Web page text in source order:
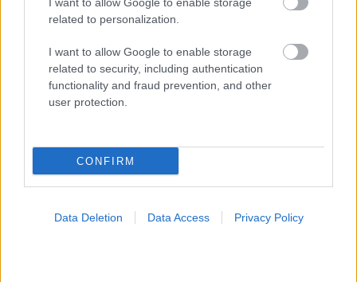
related to personalization.
I want to allow Google to enable storage
related to security, including authentication
functionality and fraud prevention, and other
user protection.
CONFIRM
Data Deletion Data Access Privacy Policy